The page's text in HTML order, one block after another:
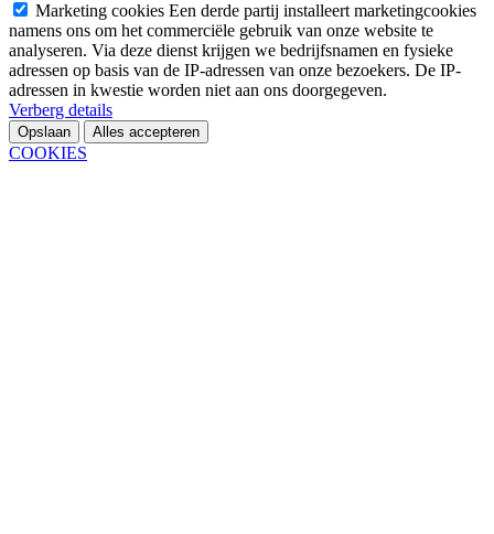
Marketing cookies Een derde partij installeert marketingcookies
namens ons om het commerciële gebruik van onze website te
analyseren. Via deze dienst krijgen we bedrijfsnamen en fysieke
adressen op basis van de IP-adressen van onze bezoekers. De IP-
adressen in kwestie worden niet aan ons doorgegeven.
Verberg details
Opslaan Alles accepteren
COOKIES